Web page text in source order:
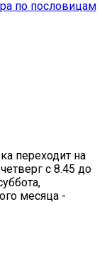
по пословицам
переходит на
с 8.45 до
месяца -